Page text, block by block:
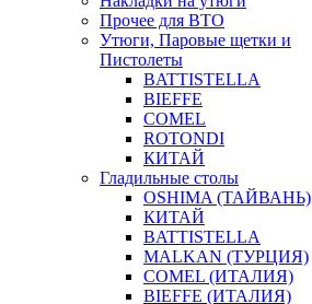
Прочее для ВТО
Утюги, Паровые щетки и
Пистолеты
BATTISTELLA
BIEFFE
COMEL
ROTONDI
КИТАЙ
Гладильные столы
OSHIMA (ТАЙВАНЬ)
КИТАЙ
BATTISTELLA
MALKAN (ТУРЦИЯ)
COMEL (ИТАЛИЯ)
BIEFFE (ИТАЛИЯ)